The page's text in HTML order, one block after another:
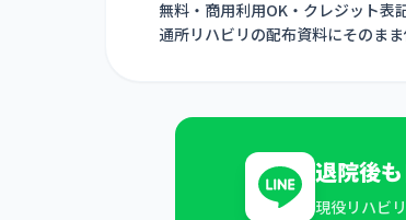
無料・商用利用OK・クレジット表
通所リハビリの配布資料にそのま
退院後
現役リハビ